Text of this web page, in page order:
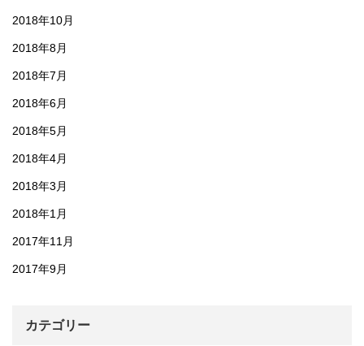
2018年10月
2018年8月
2018年7月
2018年6月
2018年5月
2018年4月
2018年3月
2018年1月
2017年11月
2017年9月
カテゴリー